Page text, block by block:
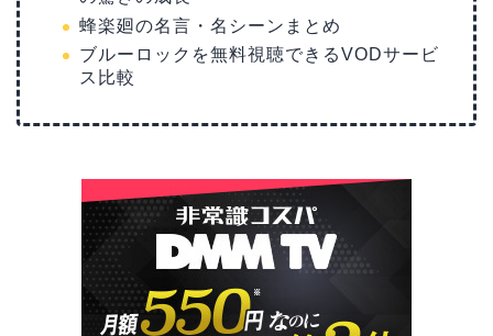
蜂楽廻の名言・名シーンまとめ
ブルーロックを無料視聴できるVODサービ
ス比較